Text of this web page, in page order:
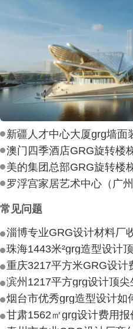
新疆人才中心大厦grg墙面
澳门四季酒店GRG旋转楼
美的集团总部GRG旋转楼
常见问题
烟台市优秀grg造型设计如
甘肃1562㎡grg设计费用报